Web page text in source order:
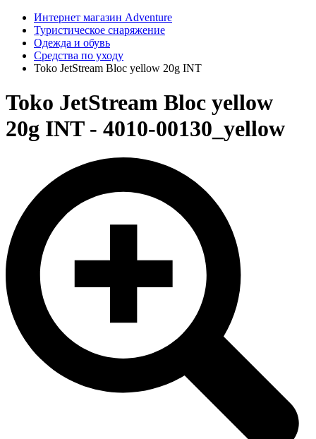
Интернет магазин Adventure
Туристическое снаряжение
Одежда и обувь
Средства по уходу
Toko JetStream Bloc yellow 20g INT
Toko JetStream Bloc yellow
20g INT - 4010-00130_yellow